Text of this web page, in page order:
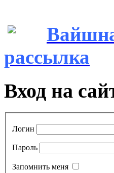
рассылка
Вход на
Логин
Пароль
Запомнить меня